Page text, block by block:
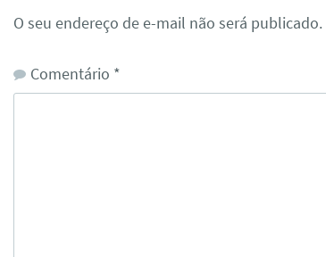
O seu endereço de e-mail não será publicado.
Comentário *